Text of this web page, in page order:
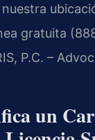
gratuita
P.C. –
un